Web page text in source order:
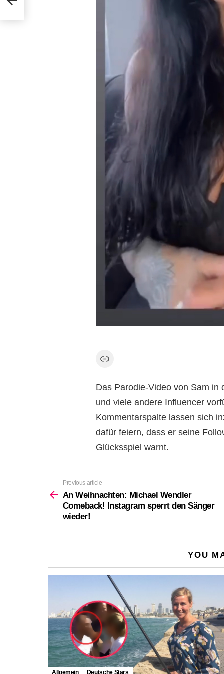
Das Parodie-Video von Sam in
und viele andere Influencer
Kommentarspalte lassen sich
dafür feiern, dass er seine
Glücksspiel warnt.
more
Previous article
An Weihnachten: Michael Wendler
Comeback! Instagram sperrt den Sänger
wieder!
YOU
Allgemein Deutsche Stars